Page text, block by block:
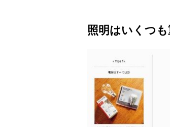
照明はいくつ